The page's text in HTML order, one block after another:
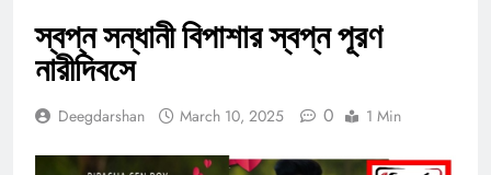
স্বপ্ন সন্ধানী বিপাশার স্বপ্ন পূরণ
নারীদিবসে
Deegdarshan March 10, 2025 0 1 Min